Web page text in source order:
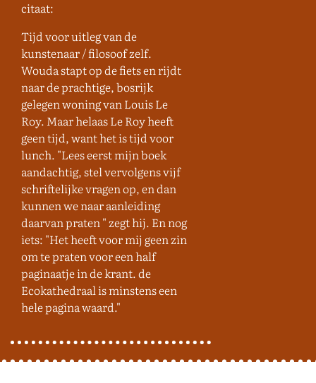
citaat:
Tijd voor uitleg van de
kunstenaar / filosoof zelf.
Wouda stapt op de fiets en rijdt
naar de prachtige, bosrijk
gelegen woning van Louis Le
Roy. Maar helaas Le Roy heeft
geen tijd, want het is tijd voor
lunch. "Lees eerst mijn boek
aandachtig, stel vervolgens vijf
schriftelijke vragen op, en dan
kunnen we naar aanleiding
daarvan praten " zegt hij. En nog
iets: "Het heeft voor mij geen zin
om te praten voor een half
paginaatje in de krant. de
Ecokathedraal is minstens een
hele pagina waard."